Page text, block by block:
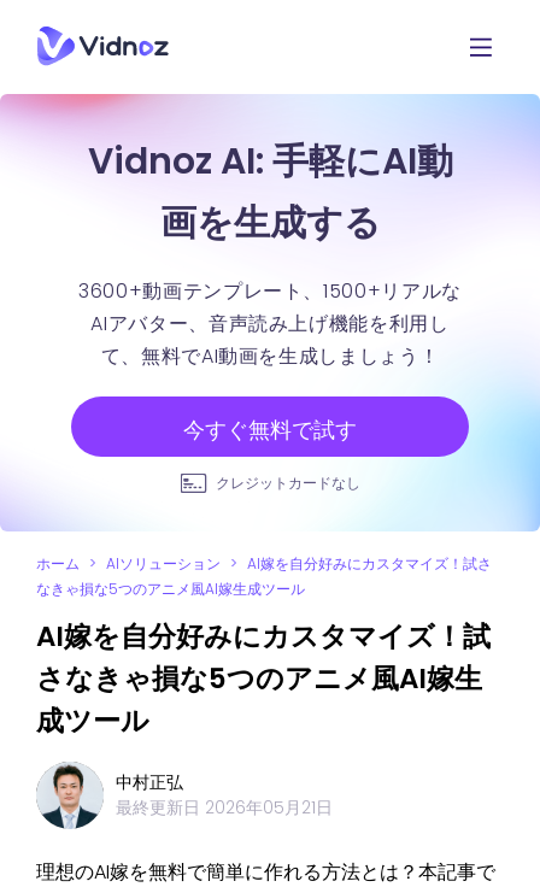
Vidnoz AI: 手軽にAI動
画を生成する
3600+動画テンプレート、1500+リアルな
AIアバター、音声読み上げ機能を利用し
て、無料でAI動画を生成しましょう！
今すぐ無料で試す
クレジットカードなし
ホーム > AIソリューション > AI嫁を自分好みにカスタマイズ！試さ
なきゃ損な5つのアニメ風AI嫁生成ツール
AI嫁を自分好みにカスタマイズ！試
さなきゃ損な5つのアニメ風AI嫁生
成ツール
中村正弘
最終更新日 2026年05月21日
理想のAI嫁を無料で簡単に作れる方法とは？本記事で